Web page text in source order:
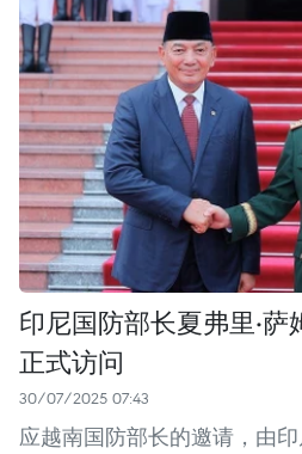
印尼国防部长夏弗里·
正式访问
30/07/2025 07:43
应越南国防部长的邀请，由